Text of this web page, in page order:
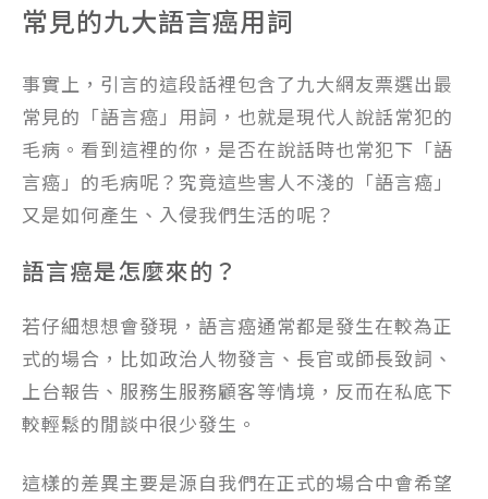
常見的九大語言癌用詞
事實上，引言的這段話裡包含了九大網友票選出最
常見的「語言癌」用詞，也就是現代人說話常犯的
毛病。看到這裡的你，是否在說話時也常犯下「語
言癌」的毛病呢？究竟這些害人不淺的「語言癌」
又是如何產生、入侵我們生活的呢？
語言癌是怎麼來的？
若仔細想想會發現，語言癌通常都是發生在較為正
式的場合，比如政治人物發言、長官或師長致詞、
上台報告、服務生服務顧客等情境，反而在私底下
較輕鬆的閒談中很少發生。
這樣的差異主要是源自我們在正式的場合中會希望